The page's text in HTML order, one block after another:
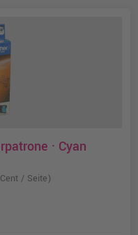
· Cyan
/ Seite)